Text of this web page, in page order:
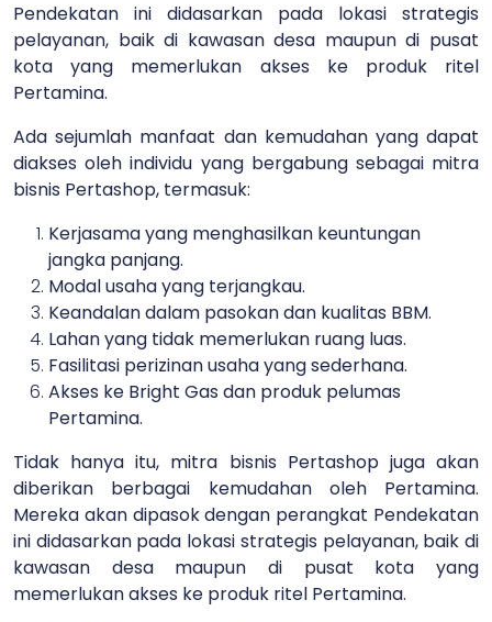
Pendekatan ini didasarkan pada lokasi strategis
pelayanan, baik di kawasan desa maupun di pusat
kota yang memerlukan akses ke produk ritel
Pertamina.
Ada sejumlah manfaat dan kemudahan yang dapat
diakses oleh individu yang bergabung sebagai mitra
bisnis Pertashop, termasuk:
Kerjasama yang menghasilkan keuntungan
jangka panjang.
Modal usaha yang terjangkau.
Keandalan dalam pasokan dan kualitas BBM.
Lahan yang tidak memerlukan ruang luas.
Fasilitasi perizinan usaha yang sederhana.
Akses ke Bright Gas dan produk pelumas
Pertamina.
Tidak hanya itu, mitra bisnis Pertashop juga akan
diberikan berbagai kemudahan oleh Pertamina.
Mereka akan dipasok dengan perangkat Pendekatan
ini didasarkan pada lokasi strategis pelayanan, baik di
kawasan desa maupun di pusat kota yang
memerlukan akses ke produk ritel Pertamina.